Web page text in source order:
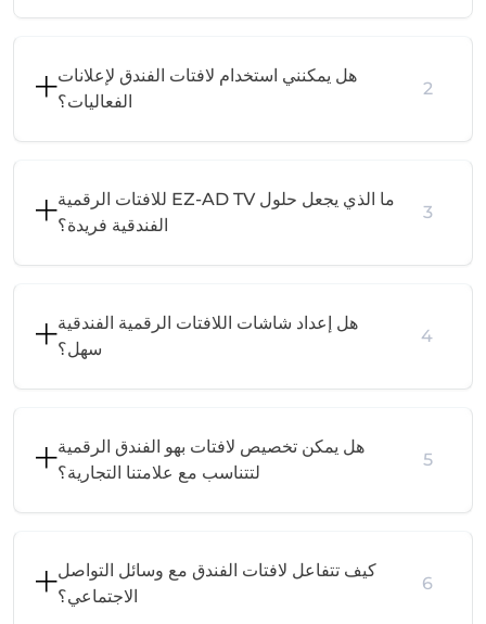
2
هل يمكنني استخدام لافتات الفندق لإعلانات
الفعاليات؟
3
ما الذي يجعل حلول EZ-AD TV للافتات الرقمية
الفندقية فريدة؟
4
هل إعداد شاشات اللافتات الرقمية الفندقية
سهل؟
5
هل يمكن تخصيص لافتات بهو الفندق الرقمية
لتتناسب مع علامتنا التجارية؟
6
كيف تتفاعل لافتات الفندق مع وسائل التواصل
الاجتماعي؟